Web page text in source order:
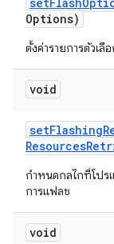
Options)
ตั้งค่ารายการตัวเ
void
setFlashing
Resources
กำหนดกลไกที่โปร
การแฟลช
void